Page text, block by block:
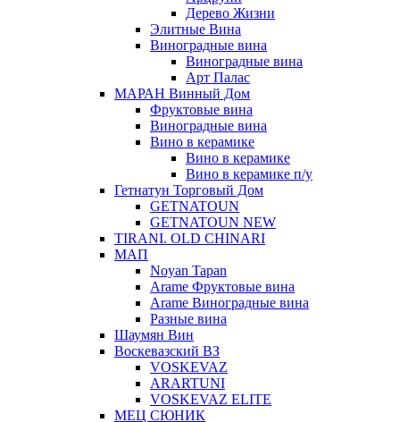
Дерево Жизни
Элитные Вина
Виноградные вина
Виноградные вина
Арт Палас
МАРАН Винный Дом
Фруктовые вина
Виноградные вина
Вино в керамике
Вино в керамике
Вино в керамике п/у
Гетнатун Торговый Дом
GETNATOUN
GETNATOUN NEW
TIRANI. OLD CHINARI
МАП
Noyan Tapan
Arame Фруктовые вина
Arame Виноградные вина
Разные вина
Шаумян Вин
Воскевазский ВЗ
VOSKEVAZ
ARARTUNI
VOSKEVAZ ELITE
МЕЦ СЮНИК